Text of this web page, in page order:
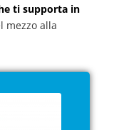
ti supporta in
mezzo alla